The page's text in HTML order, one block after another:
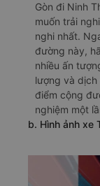
Gòn đi Ninh
muốn trải
nghi nhất.
đường này,
nhiều ấn
lượng và dịch
điểm cộng
nghiệm một
b. Hình ảnh xe